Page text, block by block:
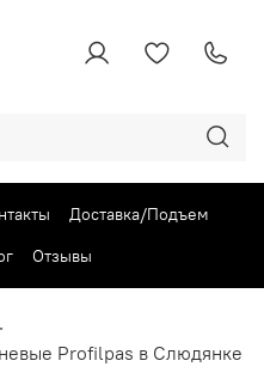
Доставка/Подъем
Отзывы
Profilpas в Слюдянке